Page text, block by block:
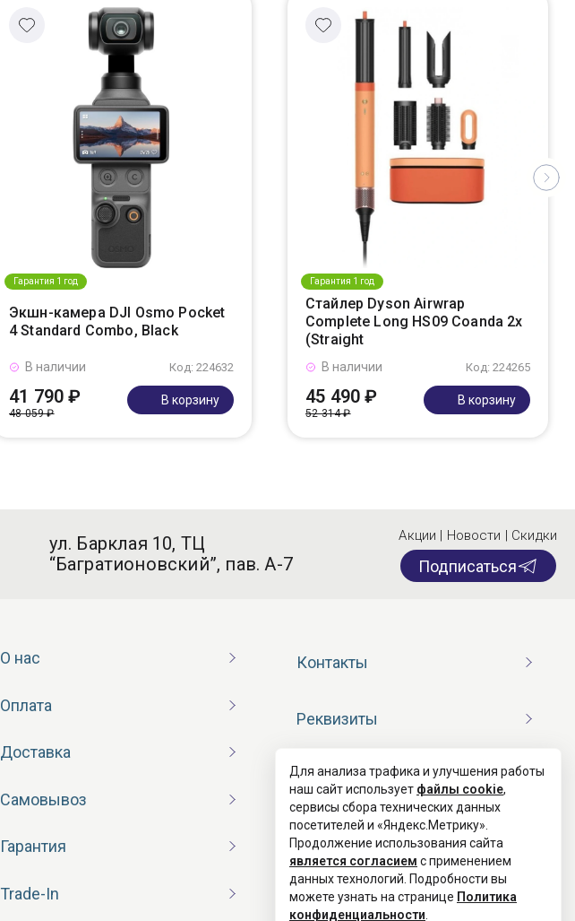
Гарантия 1 год
Экшн-камера DJI Osmo Pocket
4 Standard Combo, Black
Код: 224632
В наличии
41 790 ₽
48 059 ₽
В корзину
Гарантия 1 год
Стайлер Dyson Airwrap
Complete Long HS09 Coanda 2x
(Straight
Код: 224265
В наличии
45 490 ₽
52 314 ₽
В корзину
ул. Барклая 10, ТЦ
“Багратионовский”, пав. А-7
Акции | Новости | Скидки
Подписаться
О нас
Оплата
Доставка
Самовывоз
Гарантия
Trade-In
Контакты
Реквизиты
Договор оферты
Согласие на обработку ПД
Политика конфиденциальности
Для анализа трафика и улучшения работы
наш сайт использует файлы cookie,
сервисы сбора технических данных
посетителей и «Яндекс.Метрику».
Продолжение использования сайта
является согласием с применением
данных технологий. Подробности вы
можете узнать на странице Политика
конфиденциальности